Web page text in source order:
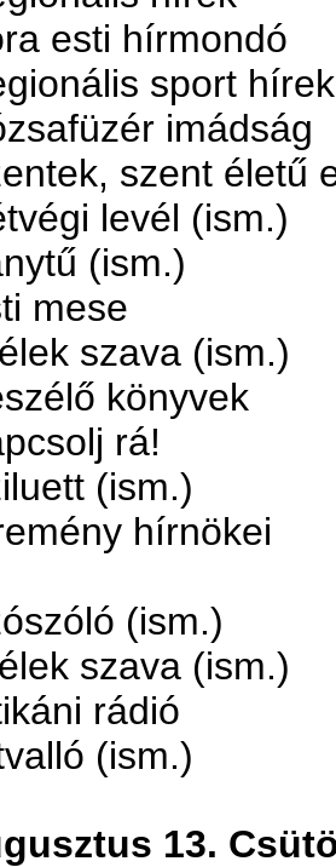
esti hírmondó
sport hírek
imádság
szent életű
levél (ism.)
(ism.)
mese
szava (ism.)
könyvek
rá!
(ism.)
hírnökei
(ism.)
szava (ism.)
rádió
(ism.)
13.